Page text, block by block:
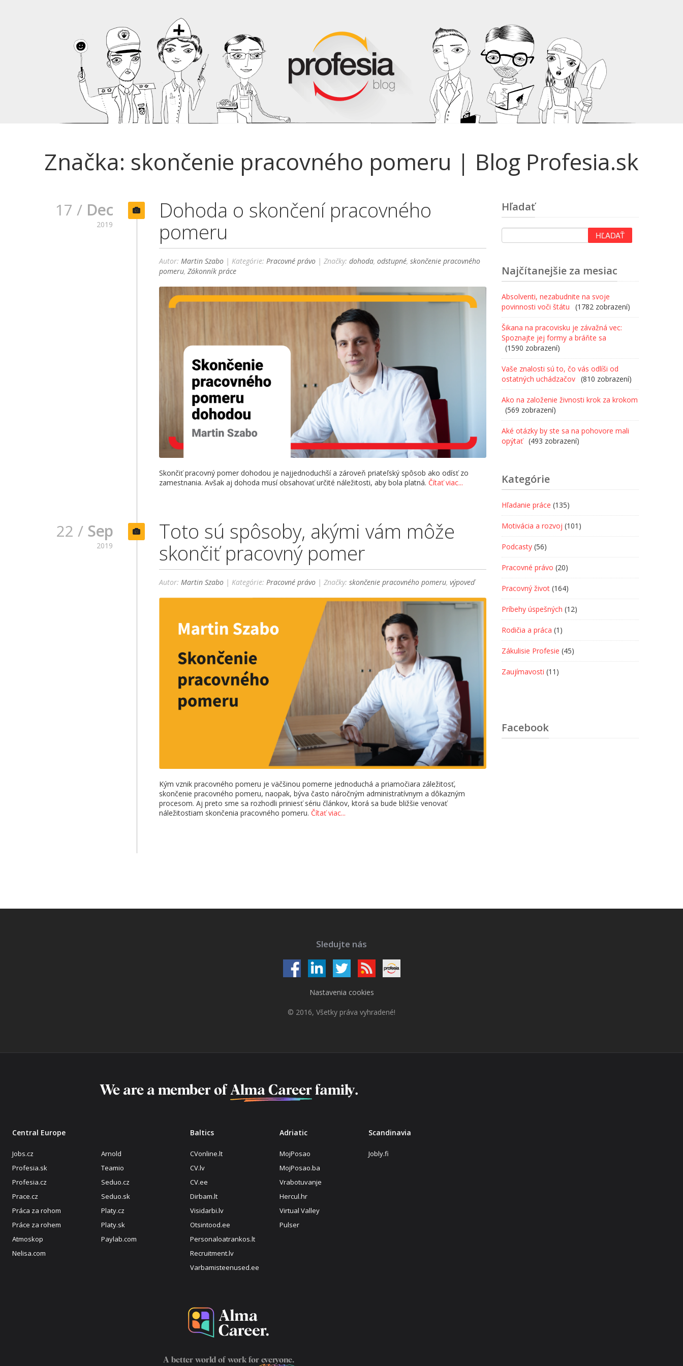
Značka: skončenie pracovného pomeru | Blog Profesia.sk
17 / Dec
2019
Dohoda o skončení pracovného
pomeru
Autor:Martin Szabo | Kategórie:Pracovné právo | Značky:dohoda,odstupné,skončenie pracovného
pomeru,Zákonník práce
Skončiť pracovný pomer dohodou je najjednoduchší a zároveň priateľský spôsob ako odísť zo
zamestnania. Avšak aj dohoda musí obsahovať určité náležitosti, aby bola platná. Čítať viac...
22 / Sep
2019
Toto sú spôsoby, akými vám môže
skončiť pracovný pomer
Autor:Martin Szabo | Kategórie:Pracovné právo | Značky:skončenie pracovného pomeru,výpoveď
Kým vznik pracovného pomeru je väčšinou pomerne jednoduchá a priamočiara záležitosť,
skončenie pracovného pomeru, naopak, býva často náročným administratívnym a dôkazným
procesom. Aj preto sme sa rozhodli priniesť sériu článkov, ktorá sa bude bližšie venovať
náležitostiam skončenia pracovného pomeru. Čítať viac...
Hľadať
Najčítanejšie za mesiac
Absolventi, nezabudnite na svoje
povinnosti voči štátu
(1782 zobrazení)
Šikana na pracovisku je závažná vec:
Spoznajte jej formy a bráňte sa
(1590 zobrazení)
Vaše znalosti sú to, čo vás odlíši od
ostatných uchádzačov (810 zobrazení)
Ako na založenie živnosti krok za krokom
(569 zobrazení)
Aké otázky by ste sa na pohovore mali
opýtať (493 zobrazení)
Kategórie
Hľadanie práce (135)
Motivácia a rozvoj (101)
Podcasty (56)
Pracovné právo (20)
Pracovný život (164)
Príbehy úspešných (12)
Rodičia a práca (1)
Zákulisie Profesie (45)
Zaujímavosti (11)
Facebook
Sledujte nás
Nastavenia cookies
© 2016, Všetky práva vyhradené!
We are a member of Alma Careerfamily.
Central Europe
Jobs.cz
Profesia.sk
Profesia.cz
Prace.cz
Práca za rohom
Práce za rohem
Atmoskop
Nelisa.com
Arnold
Teamio
Seduo.cz
Seduo.sk
Platy.cz
Platy.sk
Paylab.com
Baltics
CVonline.lt
CV.lv
CV.ee
Dirbam.lt
Visidarbi.lv
Otsintood.ee
Personaloatrankos.lt
Recruitment.lv
Varbamisteenused.ee
Adriatic
MojPosao
MojPosao.ba
Vrabotuvanje
Hercul.hr
Virtual Valley
Pulser
Scandinavia
Jobly.fi
A better world of work for everyone.